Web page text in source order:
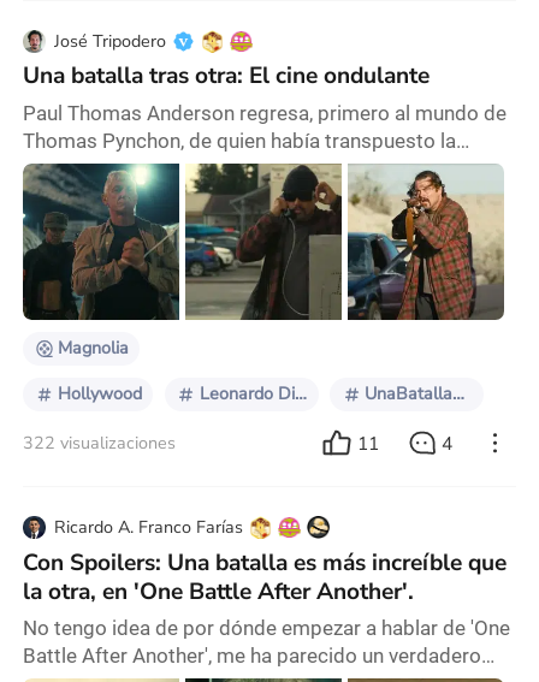
José Tripodero
Una batalla tras otra: El cine ondulante
Paul Thomas Anderson regresa, primero al mundo de
Thomas Pynchon, de quien había transpuesto la
novela "Inherent Vice” para narrar el desencanto de la
era hippie en un mundo carcomido por la paranoia y
por el incipiente capitalismo salvaje, ese retrato se
asemejaba casi con una justeza precisa al de la
novela. En Una batalla tras otra (One Battle After
Another, 2025) hay un deslizamiento del tiemp
Magnolia
Hollywood Leonardo DiCaprio UnaBatallaTrasOtra
322 visualizaciones 11 4
Ricardo A. Franco Farías
Con Spoilers: Una batalla es más increíble que
la otra, en 'One Battle After Another'.
No tengo idea de por dónde empezar a hablar de 'One
Battle After Another', me ha parecido un verdadero